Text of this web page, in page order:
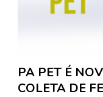
PA PET É
COLETA DE